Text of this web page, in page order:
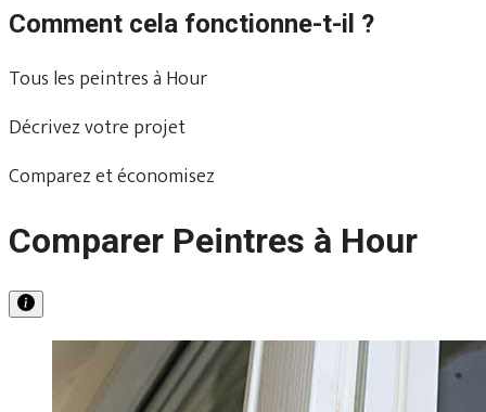
Comment cela fonctionne-t-il ?
Tous les peintres à Hour
Décrivez votre projet
Comparez et économisez
Comparer Peintres à Hour